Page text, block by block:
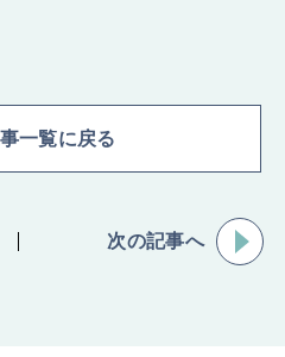
一覧に戻る
次の記事へ